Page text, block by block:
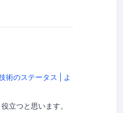
術のステータス | よ
立つと思います。